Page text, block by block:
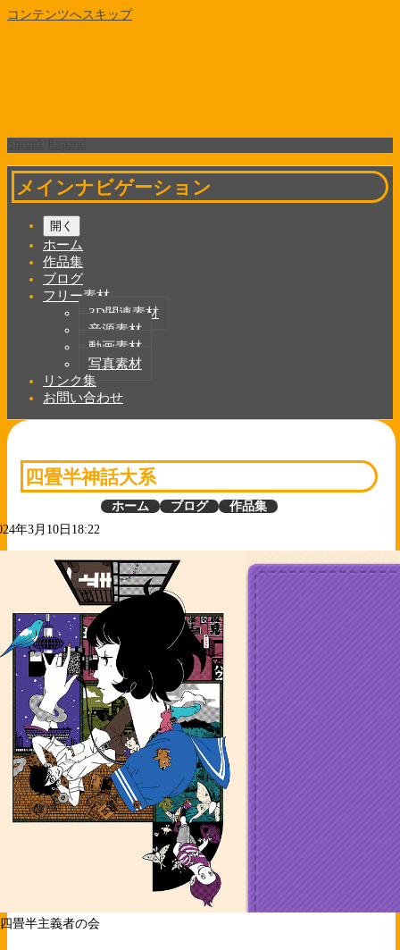
コンテンツへスキップ
メインナビゲーション
開く
ホーム
作品集
ブログ
フリー素材
3D関連素材
音源素材
動画素材
写真素材
リンク集
お問い合わせ
四畳半神話大系
ホーム ブログ
作品集
年3月10日18:22
畳半主義者の会